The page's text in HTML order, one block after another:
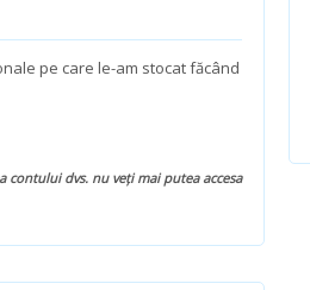
pe care le-am stocat făcând
contului dvs. nu veți mai putea accesa